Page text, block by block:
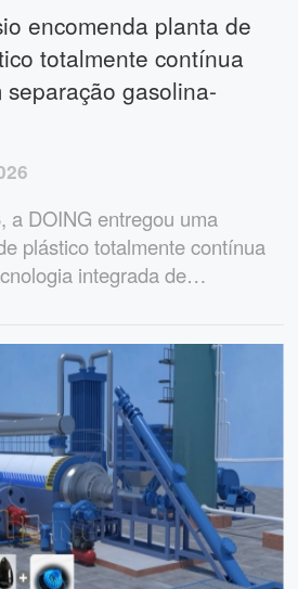
encomenda planta de
totalmente contínua
gasolina-
a DOING entregou uma
plástico totalmente contínua
integrada de
alta qualidade para